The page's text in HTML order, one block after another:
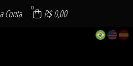
Conta 0 R$ 0,00